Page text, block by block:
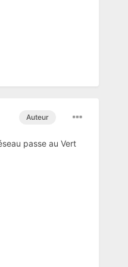
Auteur
passe au Vert